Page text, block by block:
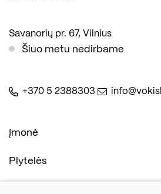
Savanorių pr. 67, Vilnius
Šiuo metu nedirbame
+370 5 2388303
Įmonė
Plytelės
Naudinga